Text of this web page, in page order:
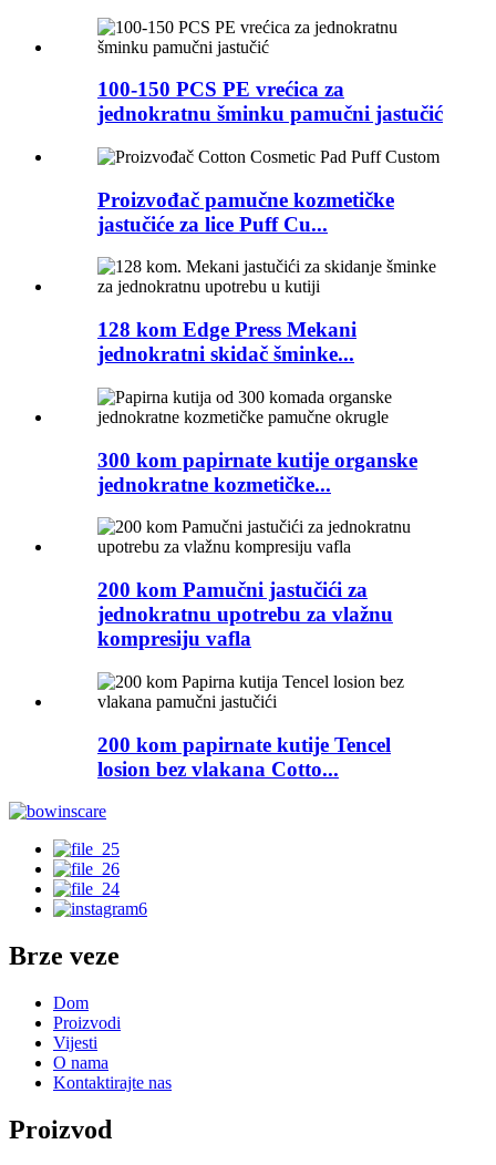
100-150 PCS PE vrećica za
jednokratnu šminku pamučni jastučić
Proizvođač pamučne kozmetičke
jastučiće za lice Puff Cu...
128 kom Edge Press Mekani
jednokratni skidač šminke...
300 kom papirnate kutije organske
jednokratne kozmetičke...
200 kom Pamučni jastučići za
jednokratnu upotrebu za vlažnu
kompresiju vafla
200 kom papirnate kutije Tencel
losion bez vlakana Cotto...
Brze veze
Dom
Proizvodi
Vijesti
O nama
Kontaktirajte nas
Proizvod